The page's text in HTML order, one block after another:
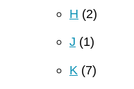
H (2)
J (1)
K (7)